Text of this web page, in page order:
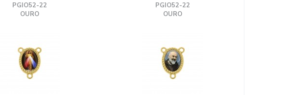
PGIO52-22
OURO
PGIO52-22
OURO